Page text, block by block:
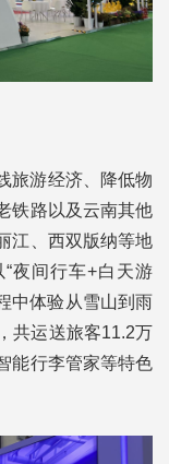
旅游经济、降低物
铁路以及云南其他
江、西双版纳等地
夜间行车+白天游
中体验从雪山到雨
共运送旅客11.2万
能行李管家等特色